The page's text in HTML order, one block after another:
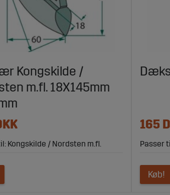
Kongskilde /
m.fl. 18X145mm
Kongskilde / Nordsten m.fl.
165
Passer
Køb!